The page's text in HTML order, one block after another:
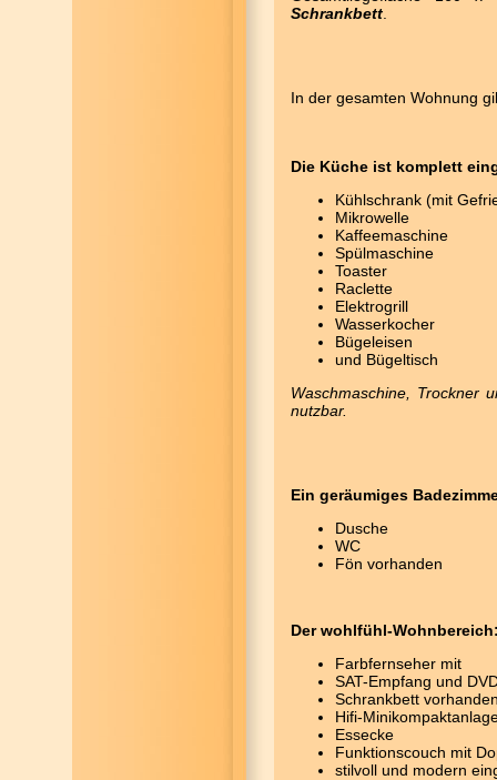
Schrankbett
In der gesamten Wohnung
Die Küche ist komplett
Kühlschrank (mit
Mikrowelle
Kaffeemaschine
Spülmaschine
Toaster
Raclette
Elektrogrill
Wasserkocher
Bügeleisen
und Bügeltisch
Waschmaschine, Trockner
nutzbar.
Ein geräumiges
Dusche
WC
Fön vorhanden
Der wohlfühl-
Farbfernseher mit
SAT-Empfang und
Schrankbett
Hifi-
Essecke
Funktionscouch mit
stilvoll und modern